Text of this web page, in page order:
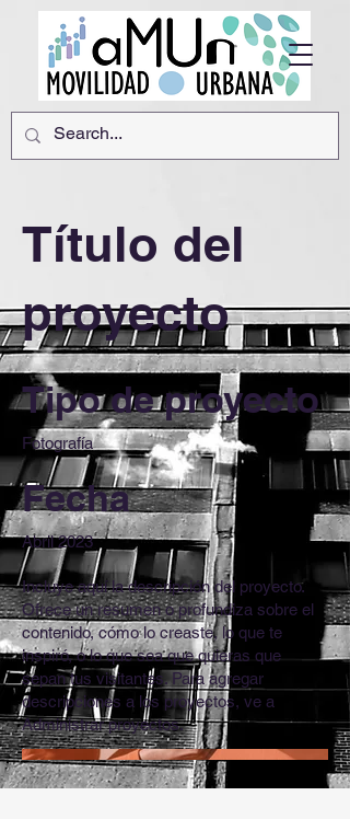
Título del
proyecto
Tipo de proyecto
Fotografía
Fecha
Abril 2023
Incluye aquí la descripción del proyecto.
Ofrece un resumen o profundiza sobre el
contenido, cómo lo creaste, lo que te
inspiró, o lo que sea que quieras que
sepan tus visitantes. Para agregar
descripciones a los proyectos, ve a
Administrar proyectos.